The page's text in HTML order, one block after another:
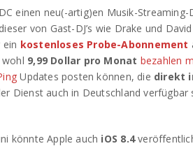
einen neu(-artig)en Musik-
von Gast-DJ’s wie Drake und
kostenloses Probe-Abonnement
9,99 Dollar pro Monat bezahlen
Updates posten können, die direkt
Dienst auch in Deutschland
könnte Apple auch iOS 8.4